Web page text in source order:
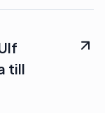
till